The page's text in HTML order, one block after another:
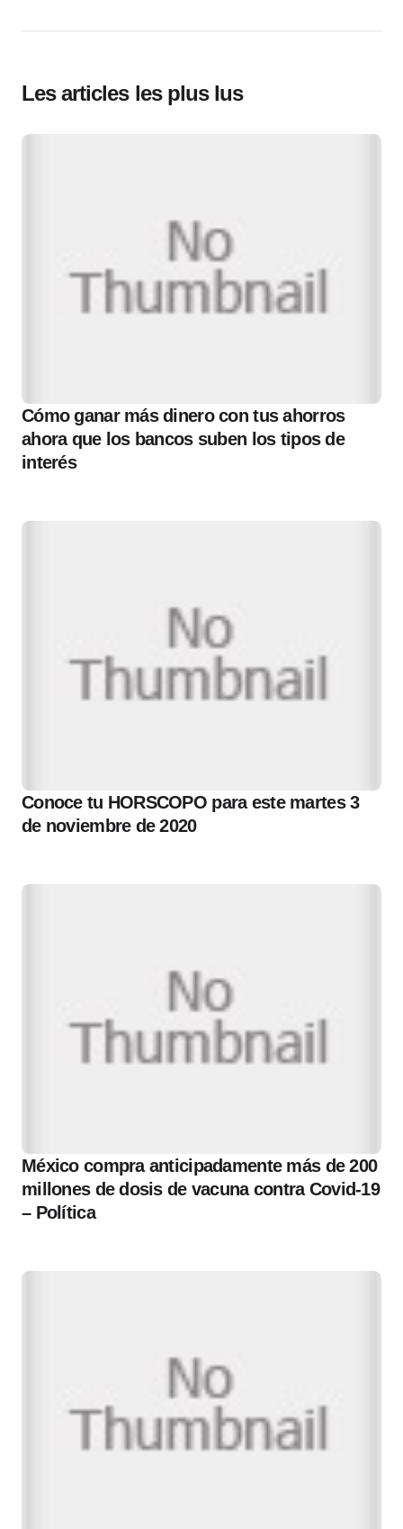
Les articles les plus lus
Cómo ganar más dinero con tus ahorros
ahora que los bancos suben los tipos de
interés
Conoce tu HORSCOPO para este martes 3
de noviembre de 2020
México compra anticipadamente más de 200
millones de dosis de vacuna contra Covid-19
– Política